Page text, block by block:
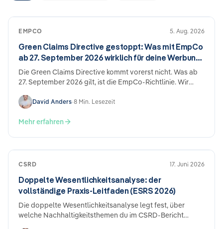
EMPCO 5. Aug. 2026
Green Claims Directive gestoppt: Was mit EmpCo
ab 27. September 2026 wirklich für deine Werbung
gilt
Die Green Claims Directive kommt vorerst nicht. Was ab
27. September 2026 gilt, ist die EmpCo-Richtlinie. Wir
anfängst.David Anders•8 Min. Lesezeit
Mehr erfahren
CSRD 17. Juni 2026
Doppelte Wesentlichkeitsanalyse: der
vollständige Praxis-Leitfaden (ESRS 2026)
Die doppelte Wesentlichkeitsanalyse legt fest, über
welche Nachhaltigkeitsthemen du im CSRD-Bericht